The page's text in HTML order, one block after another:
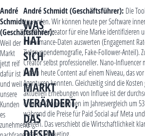
André
Schmidt
(Geschäftsführer):
Weil der
Markt
jetzt reif
dafür ist
und weil
unsere
Kunden
es
zunehmend
WAS
HAT
SICH
AM
MARKT
VERÄNDERT,
DAS
André Schmidt (Geschäftsführer): Die
geworden. Wir können heute per Software
passende Creator für eine Marke identifizieren
Performance-Daten auswerten (Engagement
Zielgruppendemografie, Fake-Follower-Anteil).
Creator selbst professioneller. Nano-Influencer
liefern heute Content auf einem Niveau, das
Agenturen konnten. Gleichzeitig sind die
aktuellen Erhebungen von Influee ist der
Creator-Kooperationen im Jahresvergleich um
während die Preise für Paid Social auf Meta
steigen. Das verschiebt die Wirtschaftlichkeit
Creator Marketing.